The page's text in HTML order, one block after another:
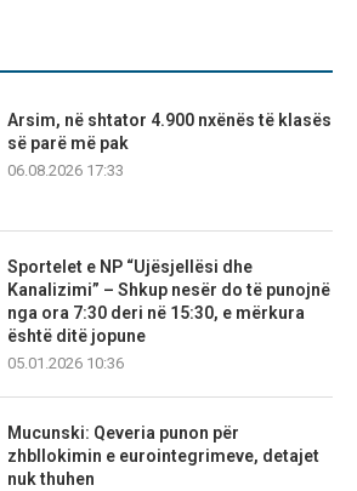
Arsim, në shtator 4.900 nxënës të klasës
së parë më pak
06.08.2026 17:33
Sportelet e NP “Ujësjellësi dhe
Kanalizimi” – Shkup nesër do të punojnë
nga ora 7:30 deri në 15:30, e mërkura
është ditë jopune
05.01.2026 10:36
Mucunski: Qeveria punon për
zhbllokimin e eurointegrimeve, detajet
nuk thuhen